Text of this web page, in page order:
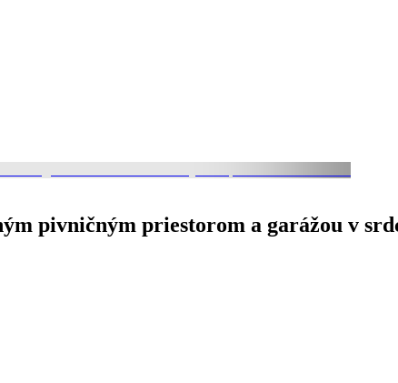
pivničným priestorom a garážou v